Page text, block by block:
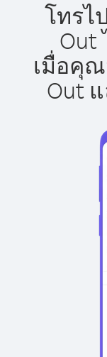
โทรไ
Out
เมื่อคุ
Out